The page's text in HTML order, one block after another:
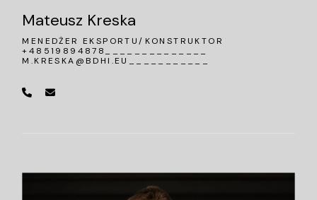
Mateusz Kreska
MENEDŻER EKSPORTU/KONSTRUKTOR
+48519894878______________
M.KRESKA@BDHI.EU ___________